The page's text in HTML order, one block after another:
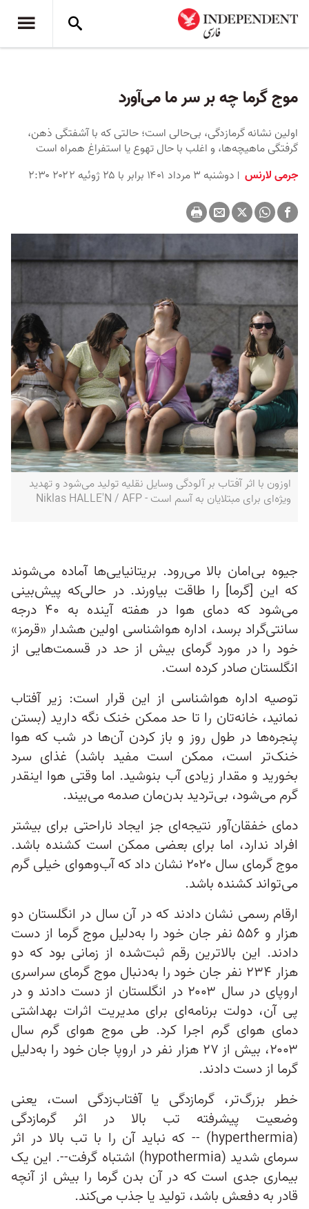
موج گرما چه بر سر ما می‌آورد
اولین نشانه گرمازدگی، بی‌حالی است؛ حالتی که با آشفتگی ذهن،
گرفتگی ماهیچه‌ها، و اغلب با حال تهوع یا استفراغ همراه است
جرمی لارنس
دوشنبه ۳ مرداد ۱۴۰۱ برابر با ۲۵ ژوئیه ۲۰۲۲ ۲:۳۰
اوزون با اثر آفتاب بر آلودگی وسایل نقلیه تولید می‌شود و تهدید
ویژه‌ای برای مبتلایان به آسم است - Niklas HALLE'N / AFP
جیوه بی‌امان بالا می‌رود. بریتانیایی‌ها آماده می‌شوند
که این [گرما] را طاقت بیاورند. در حالی‌که پیش‌بینی
می‌شود که دمای هوا در هفته آینده به ۴۰ درجه
سانتی‌گراد برسد، اداره هواشناسی اولین هشدار «قرمز»
خود را در مورد گرمای بیش از حد در قسمت‌هایی از
انگلستان صادر کرده است.
توصیه اداره هواشناسی از این قرار است: زیر آفتاب
نمانید، خانه‌تان را تا حد ممکن خنک نگه دارید (بستن
پنجره‌ها در طول روز و باز کردن آن‌ها در شب که هوا
خنک‌تر است، ممکن است مفید باشد) غذای سرد
بخورید و مقدار زیادی آب بنوشید. اما وقتی هوا اینقدر
گرم می‌شود، بی‌تردید بدن‌‌مان صدمه می‌بیند.
دمای خفقان‌آور نتیجه‌ای جز ایجاد ناراحتی برای بیشتر
افراد ندارد، اما برای بعضی ممکن است کشنده باشد.
موج گرمای سال ۲۰۲۰ نشان داد که آب‌وهوای خیلی گرم
می‌تواند کشنده باشد.
ارقام رسمی نشان دادند که در آن سال در انگلستان دو
هزار و ۵۵۶ نفر جان خود را به‌دلیل موج گرما از دست
دادند. این بالاترین رقم ثبت‌شده از زمانی بود که دو
هزار ۲۳۴ نفر جان خود را به‌دنبال موج گرمای سراسری
اروپای در سال ۲۰۰۳ در انگلستان از دست دادند و در
پی آن، دولت برنامه‌ای برای مدیریت اثرات بهداشتی
دمای هوای گرم اجرا کرد. طی موج هوای گرم سال
۲۰۰۳، بیش از ۲۷ هزار نفر در اروپا جان خود را به‌دلیل
گرما از دست دادند.
خطر بزرگ‌تر، گرمازدگی یا آفتاب‌زدگی است، یعنی
وضعیت پیشرفته تب بالا در اثر گرمازدگی
(hyperthermia) -- که نباید آن را با تب بالا در اثر
سرمای شدید (hypothermia) اشتباه گرفت--. این یک
بیماری جدی است که در آن بدن گرما را بیش از آنچه
قادر به دفعش باشد، تولید یا جذب می‌کند.